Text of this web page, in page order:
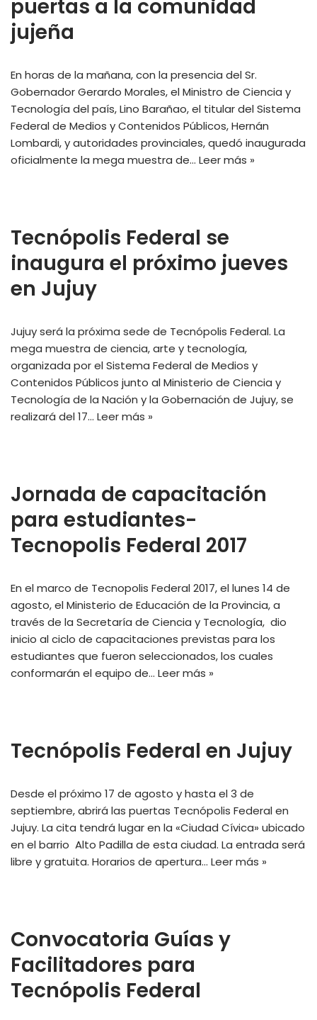
puertas a la comunidad
jujeña
En horas de la mañana, con la presencia del Sr.
Gobernador Gerardo Morales, el Ministro de Ciencia y
Tecnología del país, Lino Barañao, el titular del Sistema
Federal de Medios y Contenidos Públicos, Hernán
Lombardi, y autoridades provinciales, quedó inaugurada
oficialmente la mega muestra de… Leer más »
Tecnópolis Federal se
inaugura el próximo jueves
en Jujuy
Jujuy será la próxima sede de Tecnópolis Federal. La
mega muestra de ciencia, arte y tecnología,
organizada por el Sistema Federal de Medios y
Contenidos Públicos junto al Ministerio de Ciencia y
Tecnología de la Nación y la Gobernación de Jujuy, se
realizará del 17… Leer más »
Jornada de capacitación
para estudiantes-
Tecnopolis Federal 2017
En el marco de Tecnopolis Federal 2017, el lunes 14 de
agosto, el Ministerio de Educación de la Provincia, a
través de la Secretaría de Ciencia y Tecnología, dio
inicio al ciclo de capacitaciones previstas para los
estudiantes que fueron seleccionados, los cuales
conformarán el equipo de… Leer más »
Tecnópolis Federal en Jujuy
Desde el próximo 17 de agosto y hasta el 3 de
septiembre, abrirá las puertas Tecnópolis Federal en
Jujuy. La cita tendrá lugar en la «Ciudad Cívica» ubicado
en el barrio Alto Padilla de esta ciudad. La entrada será
libre y gratuita. Horarios de apertura… Leer más »
Convocatoria Guías y
Facilitadores para
Tecnópolis Federal